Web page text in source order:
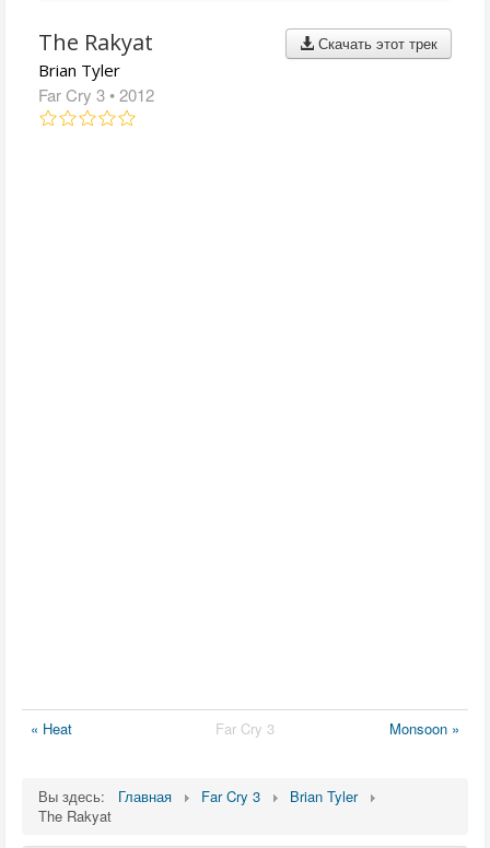
Скачать этот трек
The Rakyat
Brian Tyler
Far Cry 3 • 2012
« Heat Far Cry 3 Monsoon »
Вы здесь: Главная Far Cry 3
Brian Tyler
The Rakyat